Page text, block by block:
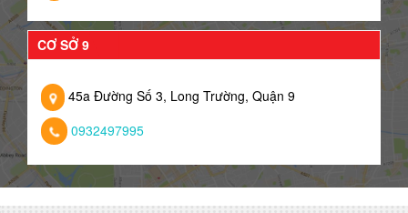
CƠ SỞ 9
45a Đường Số 3, Long Trường, Quận 9
0932497995